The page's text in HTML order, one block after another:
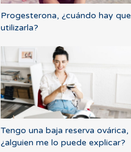
Progesterona, ¿cuándo hay que
utilizarla?
Tengo una baja reserva ovárica,
¿alguien me lo puede explicar?